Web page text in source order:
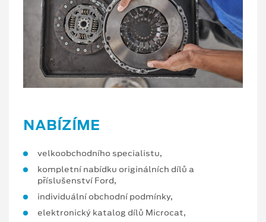
NABÍZÍME
velkoobchodního specialistu,
kompletní nabídku originálních dílů a
příslušenství Ford,
individuální obchodní podmínky,
elektronický katalog dílů Microcat,